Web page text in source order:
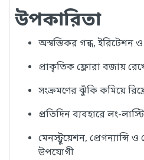
উপকারিতা
অস্বস্তিকর গন্ধ, ইরিটেশন
প্রাকৃতিক ফ্লোরা বজায়
সংক্রমণের ঝুঁকি কমিয়ে
প্রতিদিন ব্যবহারে লং-
মেনস্ট্রুয়েশন, প্রেগন্যান্সি
উপযোগী